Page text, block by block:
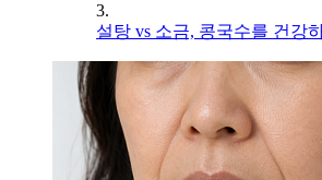
3.
설탕 vs 소금, 콩국수를 건강